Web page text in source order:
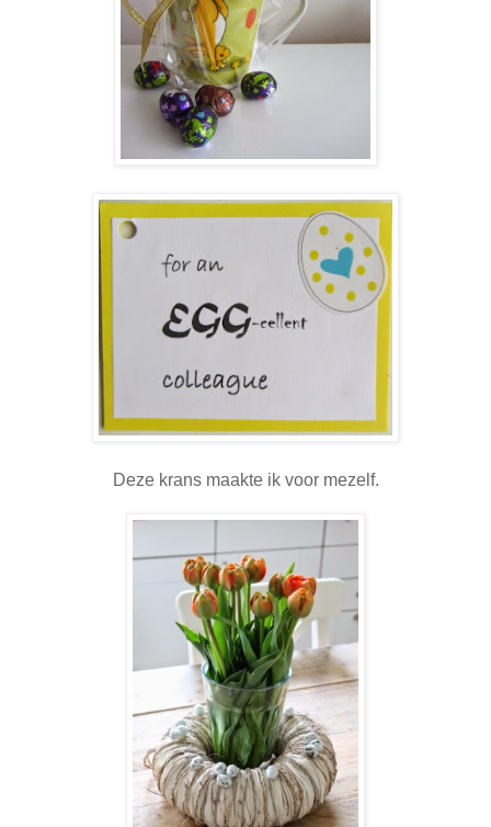
Deze krans maakte ik voor mezelf.